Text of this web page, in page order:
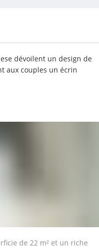
dévoilent un design de
aux couples un écrin
de 22 m² et un riche